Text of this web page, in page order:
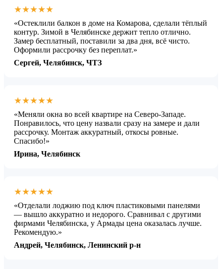
★★★★★
«Остеклили балкон в доме на Комарова, сделали тёплый
контур. Зимой в Челябинске держит тепло отлично.
Замер бесплатный, поставили за два дня, всё чисто.
Оформили рассрочку без переплат.»
Сергей, Челябинск, ЧТЗ
★★★★★
«Меняли окна во всей квартире на Северо-Западе.
Понравилось, что цену назвали сразу на замере и дали
рассрочку. Монтаж аккуратный, откосы ровные.
Спасибо!»
Ирина, Челябинск
★★★★★
«Отделали лоджию под ключ пластиковыми панелями
— вышло аккуратно и недорого. Сравнивал с другими
фирмами Челябинска, у Армады цена оказалась лучше.
Рекомендую.»
Андрей, Челябинск, Ленинский р-н